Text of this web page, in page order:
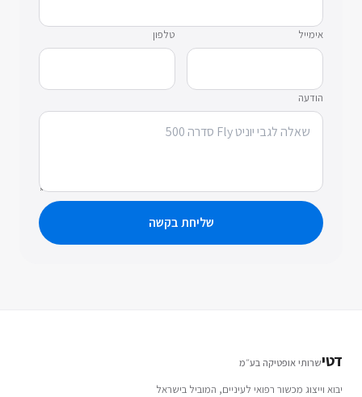
אימייל טלפון
הודעה
שליחת בקשה
דטישרותי אופטיקה בע״מ
יבוא וייצוג מכשור רפואי לעיניים, המוביל בישראל